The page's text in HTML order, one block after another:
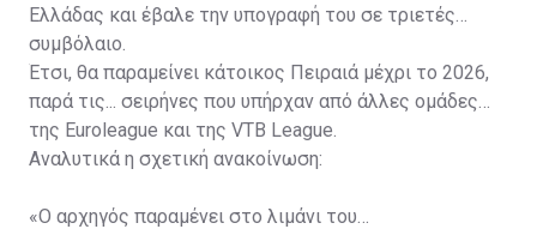
Ελλάδας και έβαλε την υπογραφή του σε τριετές
συμβόλαιο.
Έτσι, θα παραμείνει κάτοικος Πειραιά μέχρι το 2026,
παρά τις... σειρήνες που υπήρχαν από άλλες ομάδες
της Euroleague και της VTB League.
Αναλυτικά η σχετική ανακοίνωση:
«Ο αρχηγός παραμένει στο λιμάνι του…